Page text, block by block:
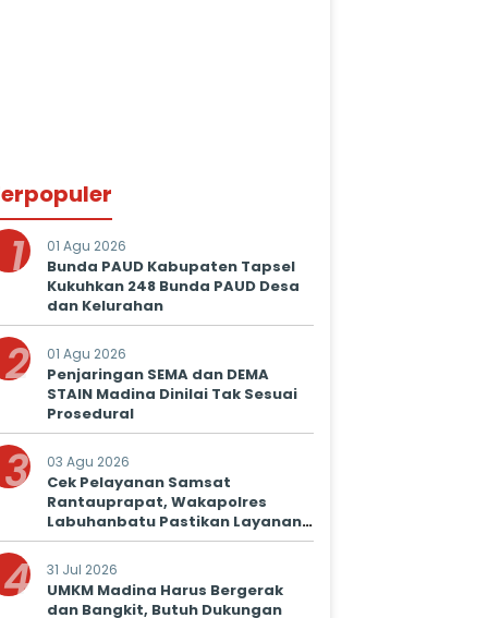
1 01 Agu 2026
Bunda PAUD Kabupaten Tapsel
Kukuhkan 248 Bunda PAUD Desa
dan Kelurahan
2 01 Agu 2026
Penjaringan SEMA dan DEMA
STAIN Madina Dinilai Tak Sesuai
Prosedural
3 03 Agu 2026
Cek Pelayanan Samsat
Rantauprapat, Wakapolres
Labuhanbatu Pastikan Layanan
Prima untuk Masyarakat
4 31 Jul 2026
UMKM Madina Harus Bergerak
dan Bangkit, Butuh Dukungan